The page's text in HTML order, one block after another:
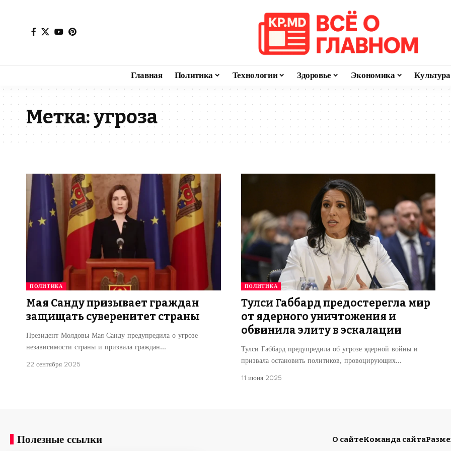
Главная Политика Технологии Здоровье Экономика Культура
Метка:угроза
ПОЛИТИКА
Мая Санду призывает граждан
защищать суверенитет страны
Президент Молдовы Мая Санду предупредила о угрозе
независимости страны и призвала граждан…
22 сентября 2025
ПОЛИТИКА
Тулси Габбард предостерегла мир
от ядерного уничтожения и
обвинила элиту в эскалации
Тулси Габбард предупредила об угрозе ядерной войны и
призвала остановить политиков, провоцирующих…
11 июня 2025
Полезные ссылки О сайтеКоманда сайта